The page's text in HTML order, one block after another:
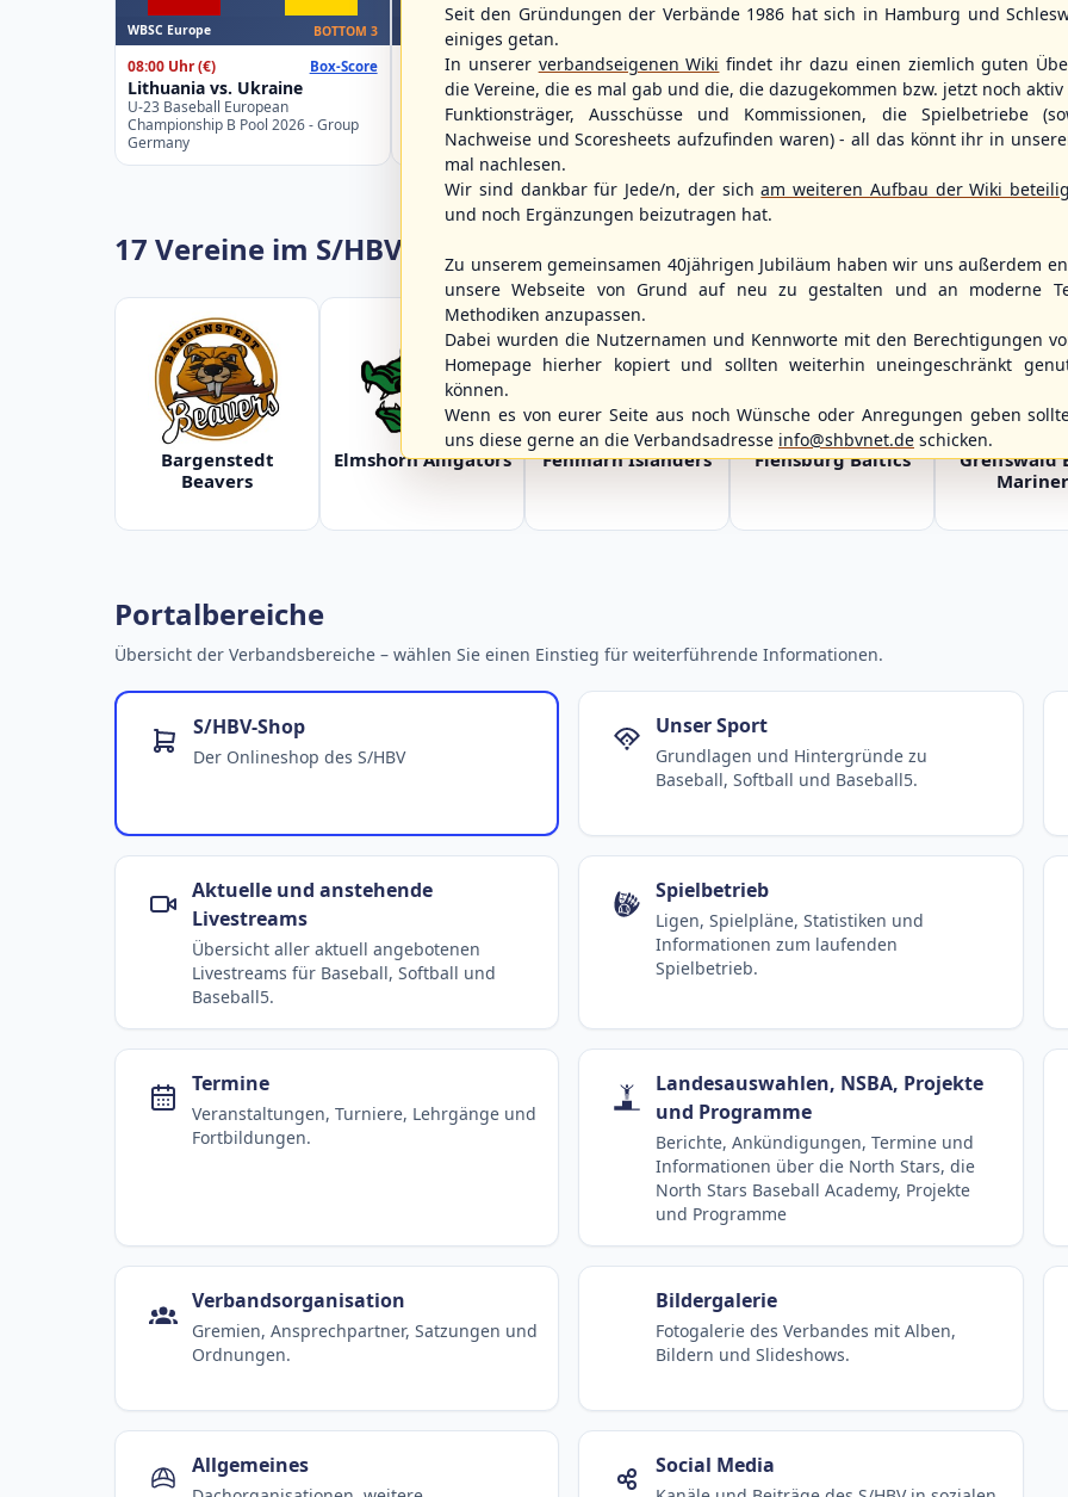
WBSC Europe BOTTOM 3
08:00 Uhr(€) Box-Score
Lithuania vs. Ukraine
U-23 Baseball European
Championship B Pool 2026 - Group
Germany
WBSC Europe
08:00 Uhr(€) Box-Score
Croatia vs. Greece
U-23 Baseball European
Championship B Pool 2026 - Group
WBSC Europe
Switzerland vs. Israel
U-23 Baseball European
Championship B Pool 2026 - Group
Spain
WBSC Europe
Poland vs.
U-23 Baseball
Championship B
Germany
17 Vereine im S/HBV
Bargenstedt
Beavers
Elmshorn Alligators Fehmarn Islanders Flensburg Baltics
Greifswald
Portalbereiche
Übersicht der Verbandsbereiche – wählen Sie einen Einstieg für weiterführende Informationen.
S/HBV-Shop
Der Onlineshop des S/HBV
Unser Sport
Grundlagen und Hintergründe zu
Baseball, Softball und Baseball5.
Aktuelle und anstehende
Livestreams
Übersicht aller aktuell angebotenen
Livestreams für Baseball, Softball und
Baseball5.
Spielbetrieb
Ligen, Spielpläne, Statistiken und
Informationen zum laufenden
Spielbetrieb.
Termine
Veranstaltungen, Turniere, Lehrgänge und
Fortbildungen.
Landesauswahlen, NSBA, Projekte
und Programme
Berichte, Ankündigungen, Termine und
Informationen über die North Stars, die
North Stars Baseball Academy, Projekte
und Programme
Verbandsorganisation
Gremien, Ansprechpartner, Satzungen und
Ordnungen.
Bildergalerie
Fotogalerie des Verbandes mit Alben,
Bildern und Slideshows.
Allgemeines Social Media
Seit den Gründungen der Verbände 1986 hat sich in Hamburg und
einiges getan.
In unserer verbandseigenen Wiki findet ihr dazu einen ziemlich guten
die Vereine, die es mal gab und die, die dazugekommen bzw. jetzt noch aktiv
Funktionsträger, Ausschüsse und Kommissionen, die Spielbetriebe
Nachweise und Scoresheets aufzufinden waren) - all das könnt ihr in
mal nachlesen.
Wir sind dankbar für Jede/n, der sicham weiteren Aufbau der Wiki
und noch Ergänzungen beizutragen hat.
Zu unserem gemeinsamen 40jährigen Jubiläum haben wir uns außerdem
unsere Webseite von Grund auf neu zu gestalten und an moderne
Methodiken anzupassen.
Dabei wurden die Nutzernamen und Kennworte mit den Berechtigungen
Homepage hierher kopiert und sollten weiterhin uneingeschränkt
können.
Wenn es von eurer Seite aus noch Wünsche oder Anregungen geben
uns diese gerne an die Verbandsadresse info@shbvnet.de schicken.